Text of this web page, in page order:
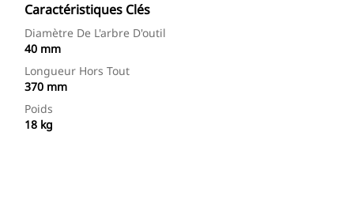
Caractéristiques Clés
Diamètre De L'arbre D'outil
40 mm
Longueur Hors Tout
370 mm
Poids
18 kg